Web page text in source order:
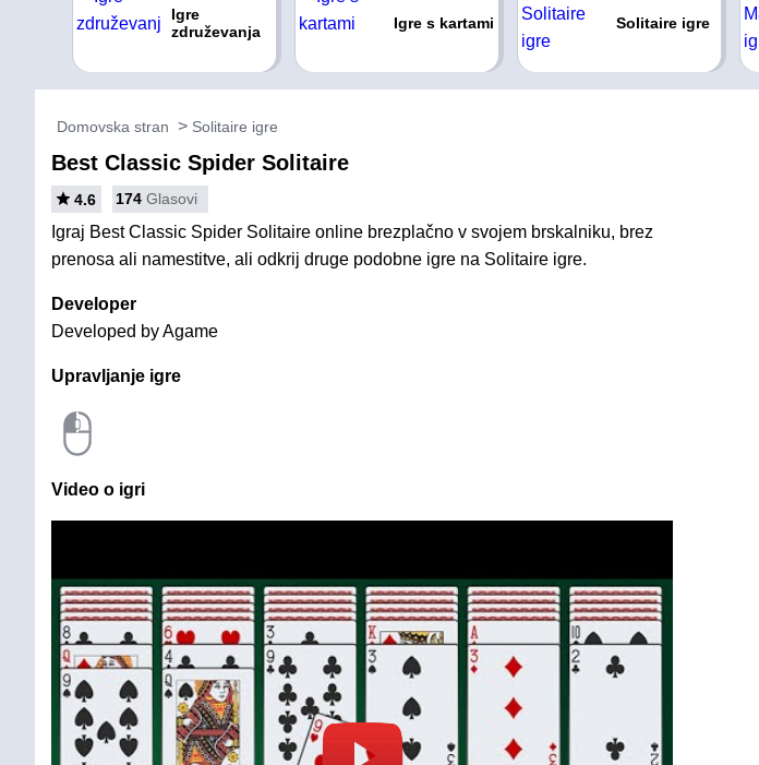
Igre
združevanja
Igre s kartami Solitaire igre
Domovska stran Solitaire igre
Best Classic Spider Solitaire
4.6 174 Glasovi
Igraj Best Classic Spider Solitaire online brezplačno v svojem brskalniku, brez
prenosa ali namestitve, ali odkrij druge podobne igre na Solitaire igre.
Developer
Developed by Agame
Upravljanje igre
Video o igri